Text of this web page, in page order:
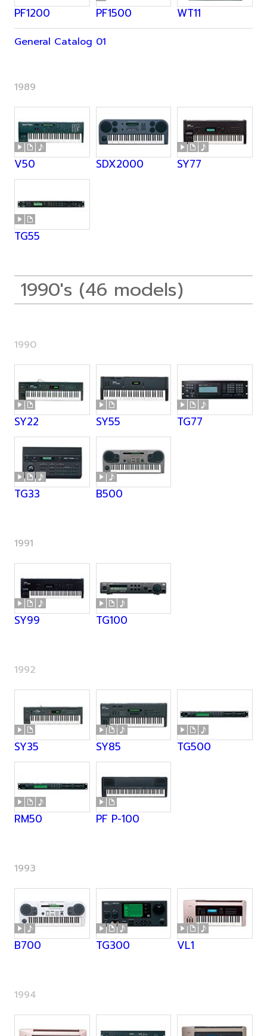
PF1200 PF1500 WT11
General Catalog 01
1989
V50 SDX2000 SY77
TG55
1990's (46 models)
1990
SY22 SY55 TG77
TG33 B500
1991
SY99 TG100
1992
SY35 SY85 TG500
RM50 PF P-100
1993
B700 TG300 VL1
1994